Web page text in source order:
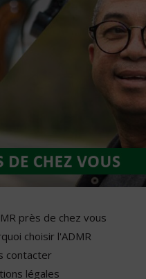
près de chez vous
choisir l'ADMR
contacter
légales